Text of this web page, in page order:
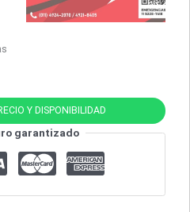
Y DISPONIBILIDAD
garantizado